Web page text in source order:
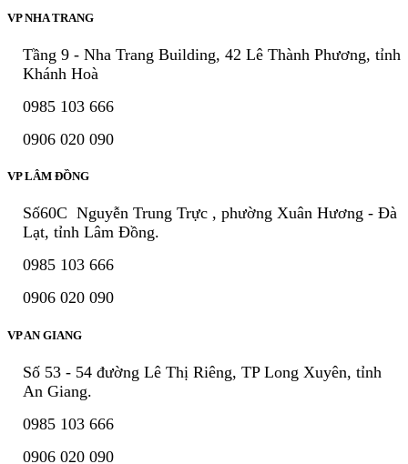
VP NHA TRANG
Tầng 9 - Nha Trang Building, 42 Lê Thành Phương, tỉnh
Khánh Hoà
0985 103 666
0906 020 090
VP LÂM ĐỒNG
Số60C Nguyễn Trung Trực , phường Xuân Hương - Đà
Lạt, tỉnh Lâm Đồng.
0985 103 666
0906 020 090
VP AN GIANG
Số 53 - 54 đường Lê Thị Riêng, TP Long Xuyên, tỉnh
An Giang.
0985 103 666
0906 020 090